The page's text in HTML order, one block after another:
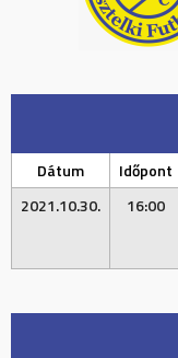
Dátum Időpont
2021.10.30.
16:00